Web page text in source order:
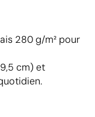
280 g/m² pour
cm) et